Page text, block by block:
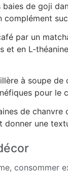
baies de goji
complément
par un
et en L-
à soupe
pour le
de chanvre
donner une
consommer